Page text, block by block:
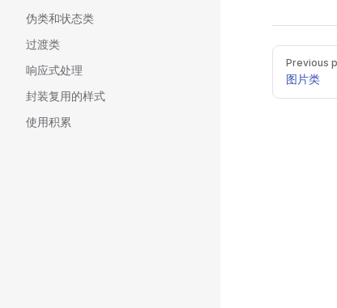
伪类和状态类
过渡类
响应式处理
封装复用的样式
使用积累
Pager
Previous
图片类